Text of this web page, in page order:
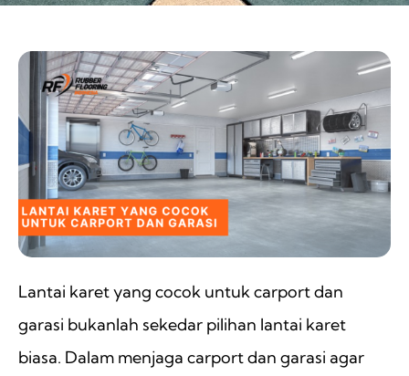
Lantai karet yang cocok untuk carport dan
garasi bukanlah sekedar pilihan lantai karet
biasa. Dalam menjaga carport dan garasi agar